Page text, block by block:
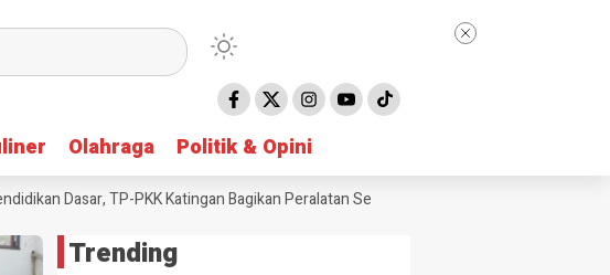
Olahraga Politik & Opini
Olahraga Politik & Opini
Dasar, TP-PKK Katingan Bagikan Peralatan Sekolah untuk Siswa SD
Trending